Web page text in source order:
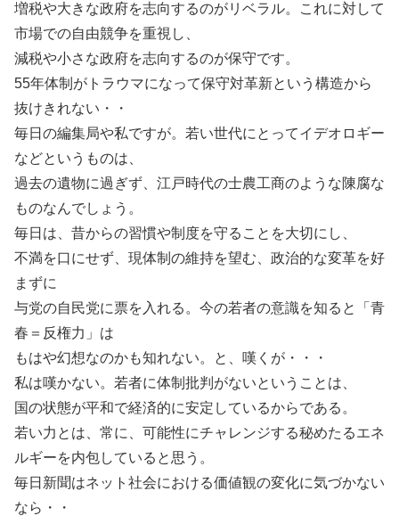
増税や大きな政府を志向するのがリベラル。これに対して
市場での自由競争を重視し、
減税や小さな政府を志向するのが保守です。
55年体制がトラウマになって保守対革新という構造から
抜けきれない・・
毎日の編集局や私ですが。若い世代にとってイデオロギー
などというものは、
過去の遺物に過ぎず、江戸時代の士農工商のような陳腐な
ものなんでしょう。
毎日は、昔からの習慣や制度を守ることを大切にし、
不満を口にせず、現体制の維持を望む、政治的な変革を好
まずに
与党の自民党に票を入れる。今の若者の意識を知ると「青
春＝反権力」は
もはや幻想なのかも知れない。と、嘆くが・・・
私は嘆かない。若者に体制批判がないということは、
国の状態が平和で経済的に安定しているからである。
若い力とは、常に、可能性にチャレンジする秘めたるエネ
ルギーを内包していると思う。
毎日新聞はネット社会における価値観の変化に気づかない
なら・・